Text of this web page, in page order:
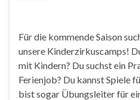
Für die kommende Saison
unsere Kinderzirkuscamps!
mit Kindern? Du suchst ein
Ferienjob? Du kannst Spiele
bist sogar Übungsleiter für